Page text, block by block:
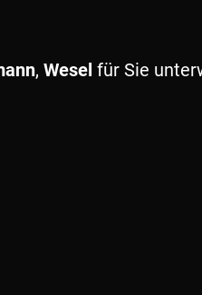
, Wesel für Sie